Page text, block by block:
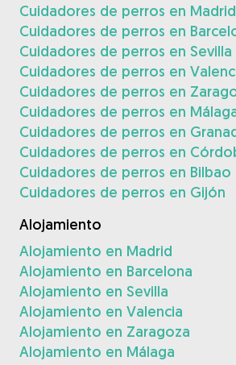
Cuidadores de perros en Madrid
Cuidadores de perros en
Cuidadores de perros en Sevilla
Cuidadores de perros en
Cuidadores de perros en
Cuidadores de perros en
Cuidadores de perros en
Cuidadores de perros en
Cuidadores de perros en Bilbao
Cuidadores de perros en Gijón
Alojamiento
Alojamiento en Madrid
Alojamiento en Barcelona
Alojamiento en Sevilla
Alojamiento en Valencia
Alojamiento en Zaragoza
Alojamiento en Málaga